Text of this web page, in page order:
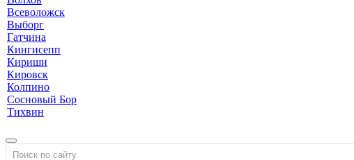
Всеволожск
Выборг
Гатчина
Кингисепп
Кириши
Кировск
Колпино
Сосновый Бор
Тихвин